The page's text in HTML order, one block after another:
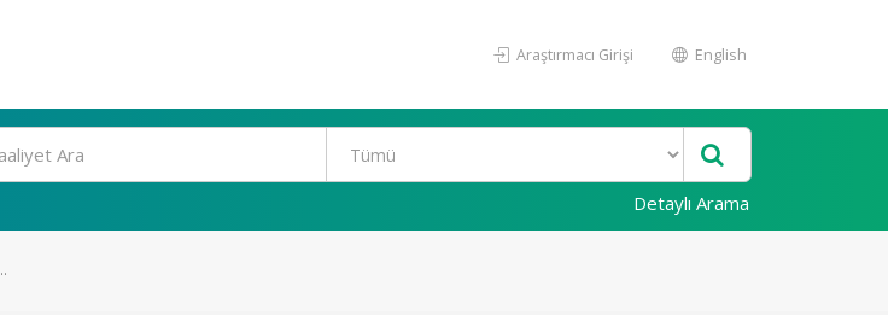
Araştırmacı Girişi English
Detaylı Arama